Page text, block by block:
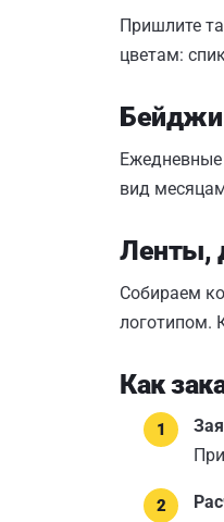
Пришлите
цветам:
Бейджи
вид
Ленты,
Собираем
логотипом.
Как